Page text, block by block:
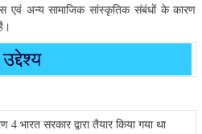
एवं अन्य सामाजिक सांस्कृतिक संबंधों के कारण
उद्देश्य
भारत सरकार द्वारा तैयार किया गया था